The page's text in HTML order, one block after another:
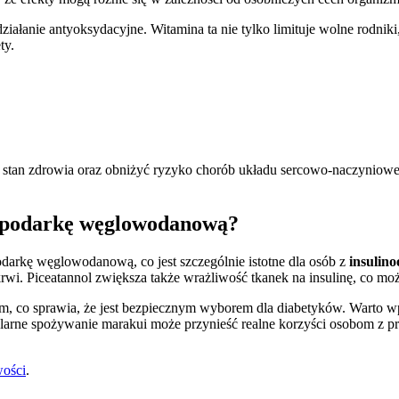
antyoksydacyjne. Witamina ta nie tylko limituje wolne
zdrowia oraz obniżyć ryzyko chorób układu sercowo-
węglowodanową?
węglowodanową, co jest szczególnie istotne dla osób z
Piceatannol zwiększa także wrażliwość tkanek na insulinę, co
co sprawia, że jest bezpiecznym wyborem dla diabetyków. Warto
spożywanie marakui może przynieść realne korzyści osobom z
.